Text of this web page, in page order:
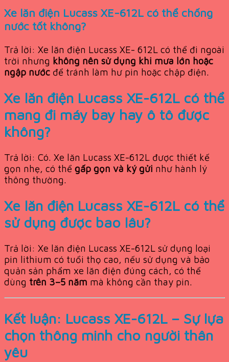
Xe lăn điện Lucass XE-612L có thể chống
nước tốt không?
Trả lời: Xe lăn điện Lucass XE- 612L có thể đi ngoài
trời nhưng không nên sử dụng khi mưa lớn hoặc
ngập nước để tránh làm hư pin hoặc chập điện.
Xe lăn điện Lucass XE-612L có thể
mang đi máy bay hay ô tô được
không?
Trả lời: Có. Xe lăn Lucass XE-612L được thiết kế
gọn nhẹ, có thể gấp gọn và ký gửi như hành lý
thông thường.
Xe lăn điện Lucass XE-612L có thể
sử dụng được bao lâu?
Trả lời: Xe lăn điện Lucass XE-612L sử dụng loại
pin lithium có tuổi thọ cao, nếu sử dụng và bảo
quản sản phẩm xe lăn điện đúng cách, có thể
dùng trên 3–5 năm mà không cần thay pin.
Kết luận: Lucass XE-612L – Sự lựa
chọn thông minh cho người thân
yêu